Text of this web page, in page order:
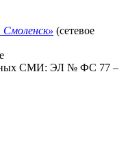
(сетевое
СМИ: ЭЛ № ФС 77 –